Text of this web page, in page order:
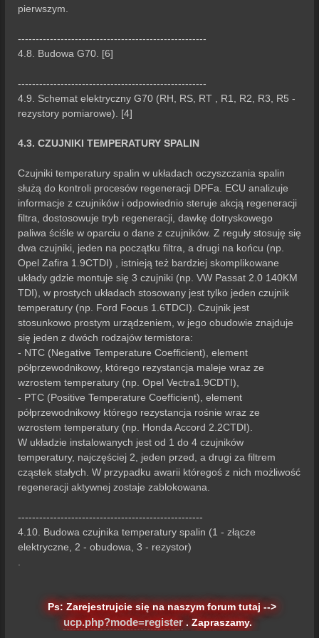
pierwszym.
-----------------------------------------------------
4.8. Budowa G70. [6]
-----------------------------------------------------
4.9. Schemat elektryczny G70 (RH, RS, RT , R1, R2, R3, R5 -
rezystory pomiarowe). [4]
4.3. CZUJNIKI TEMPERATURY SPALIN
Czujniki temperatury spalin w układach oczyszczania spalin
służą do kontroli procesów regeneracji DPFa. ECU analizuje
informacje z czujników i odpowiednio steruje akcją regeneracji
filtra, dostosowuje tryb regeneracji, dawkę dotryskowego
paliwa ściśle w oparciu o dane z czujników. Z reguły stosuję się
dwa czujniki, jeden na początku filtra, a drugi na końcu (np.
Opel Zafira 1.9CTDI) , istnieją też bardziej skomplikowane
układy gdzie montuje się 3 czujniki (np. VW Passat 2.0 140KM
TDI), w prostych układach stosowany jest tylko jeden czujnik
temperatury (np. Ford Focus 1.6TDCI). Czujnik jest
stosunkowo prostym urządzeniem, w jego obudowie znajduje
się jeden z dwóch rodzajów termistora:
- NTC (Negative Temperature Coefficient), element
półprzewodnikowy, którego rezystancja maleje wraz ze
wzrostem temperatury (np. Opel Vectra1.9CDTI),
- PTC (Positive Temperature Coefficient), element
półprzewodnikowy którego rezystancja rośnie wraz ze
wzrostem temperatury (np. Honda Accord 2.2CTDI).
W układzie instalowanych jest od 1 do 4 czujników
temperatury, najczęściej 2, jeden przed, a drugi za filtrem
cząstek stałych. W przypadku awarii któregoś z nich możliwość
regeneracji aktywnej zostaje zablokowana.
----------------------------------------------------
4.10. Budowa czujnika temperatury spalin (1 - złącze
elektryczne, 2 - obudowa, 3 - rezystor)
Ps: Zarejestrujcie się na naszym forum tutaj -->
ucp.php?mode=register. Zapraszamy.